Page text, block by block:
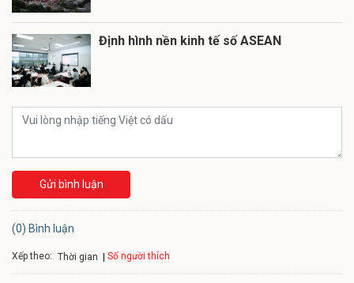
Định hình nền kinh tế số ASEAN
Gửi bình luận
(0) Bình luận
Xếp theo: Thời gian Số người thích